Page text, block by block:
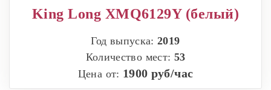
King Long XMQ6129Y (белый)
Год выпуска:2019
Количество мест: 53
Цена от: 1900 руб/час